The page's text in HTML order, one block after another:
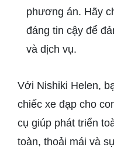
phương án. Hãy
đáng tin cậy để
và dịch vụ.
Với Nishiki Helen,
chiếc xe đạp cho
cụ giúp phát triển
toàn, thoải mái và